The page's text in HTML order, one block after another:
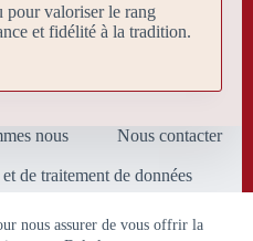
nous assurer de vous offrir la
pour valoriser le rang
et fidélité à la tradition.
nous
Nous contacter
de traitement de données